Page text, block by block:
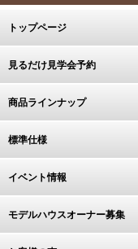
トップページ
見るだけ見学会予約
商品ラインナップ
標準仕様
イベント情報
モデルハウスオーナー募集